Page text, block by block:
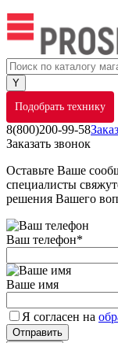
Подобрать технику
8(800)200-99-58
Заказать звонок
Оставьте Ваше
специалисты
решения Вашего
Ваш телефон*
Ваше имя
Я согласен на